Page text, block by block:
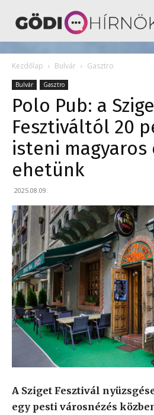
Kezdőlap Bulvár Gasztro
Bulvár Gasztro
Polo Pub: a
Fesztiváltól 20
isteni
ehetünk
2025.08.09.
A Sziget Fesztivál
egy pesti városnézés